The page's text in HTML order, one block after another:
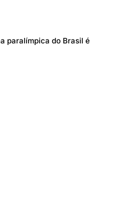
paralímpica do Brasil é